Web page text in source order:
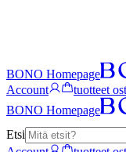
BONO Homepage
Account
tuotteet
BONO Homepage
Etsi